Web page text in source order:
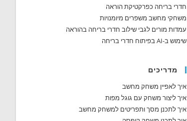
חדרי בריחה כפרקטיקת הוראה
משחקי מחשב משפרים מיומנויות
עמדות מורים לגבי שילוב חדרי בריחה בהוראה
שימוש ב-AI בפיתוח חדרי בריחה
מדריכים
איך לאפיין משחק מחשב
איך ליצור משחק עם גוגל מפות
איך לתכנן מסך ותפריטים למשחק מחשב